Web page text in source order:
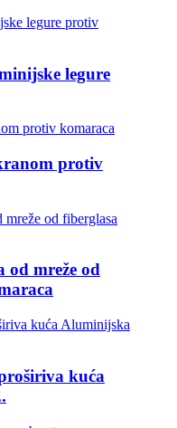
legure
protiv
od mreže od
kuća